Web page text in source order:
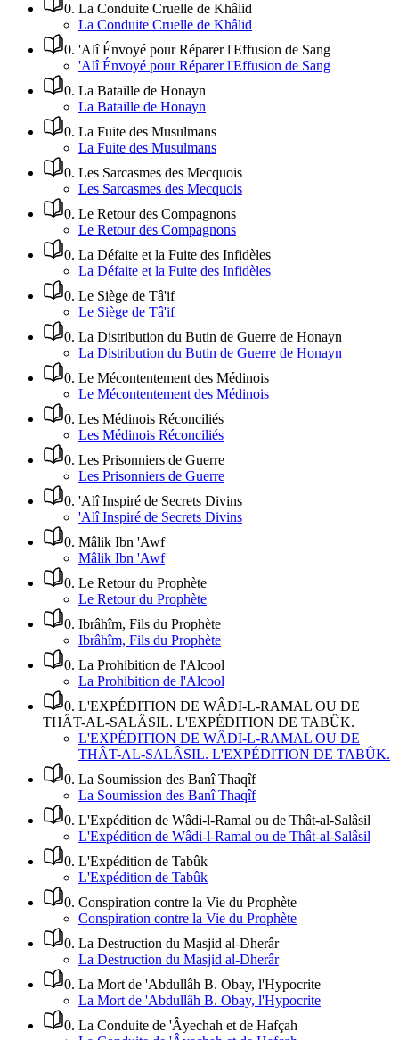
0. La Conduite Cruelle de Khâlid
La Conduite Cruelle de Khâlid
0. 'Alî Énvoyé pour Réparer l'Effusion de Sang
'Alî Énvoyé pour Réparer l'Effusion de Sang
0. La Bataille de Honayn
La Bataille de Honayn
0. La Fuite des Musulmans
La Fuite des Musulmans
0. Les Sarcasmes des Mecquois
Les Sarcasmes des Mecquois
0. Le Retour des Compagnons
Le Retour des Compagnons
0. La Défaite et la Fuite des Infidèles
La Défaite et la Fuite des Infidèles
0. Le Siège de Tâ'if
Le Siège de Tâ'if
0. La Distribution du Butin de Guerre de Honayn
La Distribution du Butin de Guerre de Honayn
0. Le Mécontentement des Médinois
Le Mécontentement des Médinois
0. Les Médinois Réconciliés
Les Médinois Réconciliés
0. Les Prisonniers de Guerre
Les Prisonniers de Guerre
0. 'Alî Inspiré de Secrets Divins
'Alî Inspiré de Secrets Divins
0. Mâlik Ibn 'Awf
Mâlik Ibn 'Awf
0. Le Retour du Prophète
Le Retour du Prophète
0. Ibrâhîm, Fils du Prophète
Ibrâhîm, Fils du Prophète
0. La Prohibition de l'Alcool
La Prohibition de l'Alcool
0. L'EXPÉDITION DE WÂDI-L-RAMAL OU DE
THÂT-AL-SALÂSIL. L'EXPÉDITION DE TABÛK.
L'EXPÉDITION DE WÂDI-L-RAMAL OU DE
THÂT-AL-SALÂSIL. L'EXPÉDITION DE TABÛK.
0. La Soumission des Banî Thaqîf
La Soumission des Banî Thaqîf
0. L'Expédition de Wâdi-l-Ramal ou de Thât-al-Salâsil
L'Expédition de Wâdi-l-Ramal ou de Thât-al-Salâsil
0. L'Expédition de Tabûk
L'Expédition de Tabûk
0. Conspiration contre la Vie du Prophète
Conspiration contre la Vie du Prophète
0. La Destruction du Masjid al-Dherâr
La Destruction du Masjid al-Dherâr
0. La Mort de 'Abdullâh B. Obay, l'Hypocrite
La Mort de 'Abdullâh B. Obay, l'Hypocrite
0. La Conduite de 'Âyechah et de Hafçah